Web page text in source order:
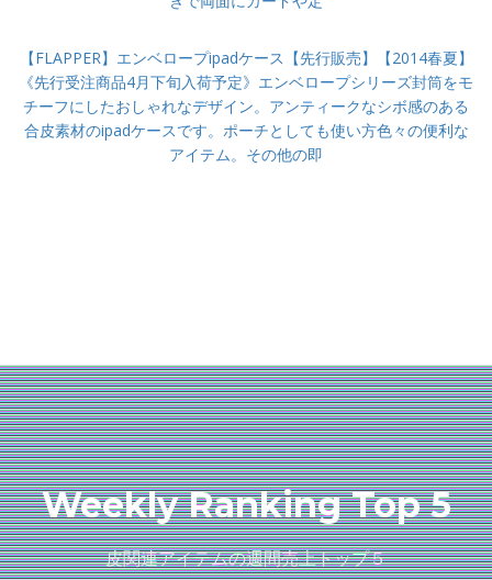
【FLAPPER】エンベロープipadケース【先行販売】【2014春夏】
《先行受注商品4月下旬入荷予定》エンベロープシリーズ封筒をモ
チーフにしたおしゃれなデザイン。アンティークなシボ感のある
合皮素材のipadケースです。ポーチとしても使い方色々の便利な
アイテム。その他の即
Weekly Ranking Top 5
皮関連アイテムの週間売上トップ５